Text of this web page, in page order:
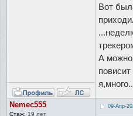
Вот
А можно
Nemec555
Стаж: 19 лет
09-Апр-